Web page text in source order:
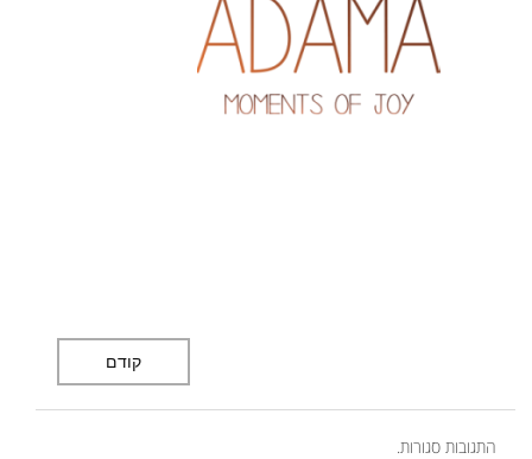
קודם
התגובות סגורות.